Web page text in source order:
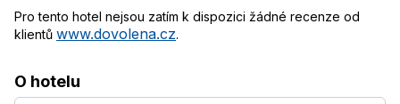
Pro tento hotel nejsou zatím k dispozici žádné recenze od
klientů www.dovolena.cz.
O hotelu